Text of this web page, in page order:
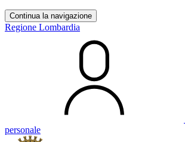
Continua la navigazione
Regione Lombardia
personale